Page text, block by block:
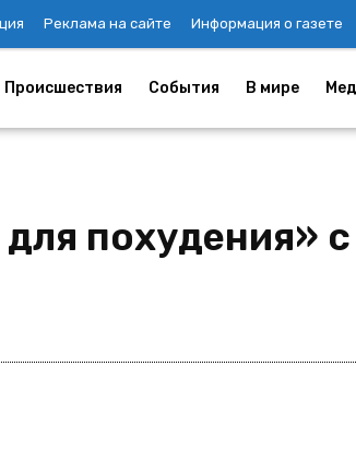
Реклама на сайте Информация о газете
Происшествия События В мире
похудения»